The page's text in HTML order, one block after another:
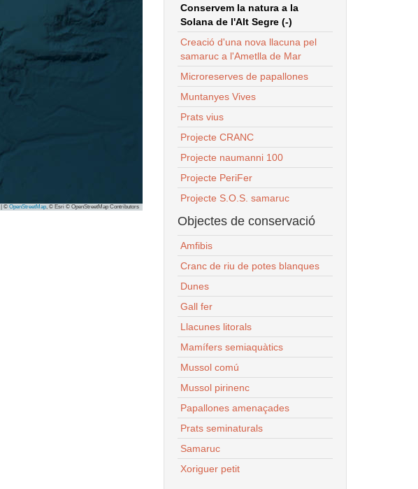
© OpenStreetMap, © Esri © OpenStreetMap Contributors
Conservem la natura a la
Solana de l'Alt Segre (-)
Creació d'una nova llacuna pel
samaruc a l'Ametlla de Mar
Microreserves de papallones
Muntanyes Vives
Prats vius
Projecte CRANC
Projecte naumanni 100
Projecte PeriFer
Projecte S.O.S. samaruc
Objectes de conservació
Amfibis
Cranc de riu de potes blanques
Dunes
Gall fer
Llacunes litorals
Mamífers semiaquàtics
Mussol comú
Mussol pirinenc
Papallones amenaçades
Prats seminaturals
Samaruc
Xoriguer petit